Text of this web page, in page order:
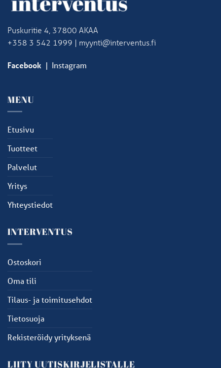
Puskuritie 4, 37800 AKAA
+358 3 542 1999 | myynti@interventus.fi
Facebook | Instagram
MENU
Etusivu
Tuotteet
Palvelut
Yritys
Yhteystiedot
INTERVENTUS
Ostoskori
Oma tili
Tilaus- ja toimitusehdot
Tietosuoja
Rekisteröidy yrityksenä
LIITY UUTISKIRJELISTALLE